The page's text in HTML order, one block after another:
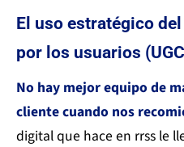
El uso estratégico
por los usuarios
No hay mejor equipo de
cliente cuando nos
digital que hace en rrss le